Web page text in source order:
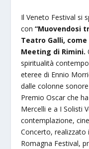
Il Veneto Festival si
con“Muovendosi
Teatro Galli,
Meeting di Rimini.
spiritualità
eteree di Ennio
dalle colonne
Premio Oscar che
Mercelli e a I Solisti
contemplazione,
Concerto, realizzato
Romagna Festival,